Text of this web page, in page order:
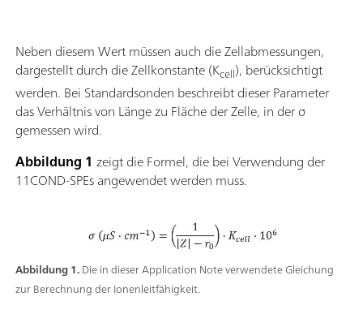
Neben diesem Wert müssen auch die Zellabmessungen,
dargestellt durch die Zellkonstante (Kcell), berücksichtigt
werden. Bei Standardsonden beschreibt dieser Parameter
das Verhältnis von Länge zu Fläche der Zelle, in der σ
gemessen wird.
Abbildung 1 zeigt die Formel, die bei Verwendung der
11COND-SPEs angewendet werden muss.
Abbildung 1.Die in dieser Application Note verwendete Gleichung
zur Berechnung der Ionenleitfähigkeit.